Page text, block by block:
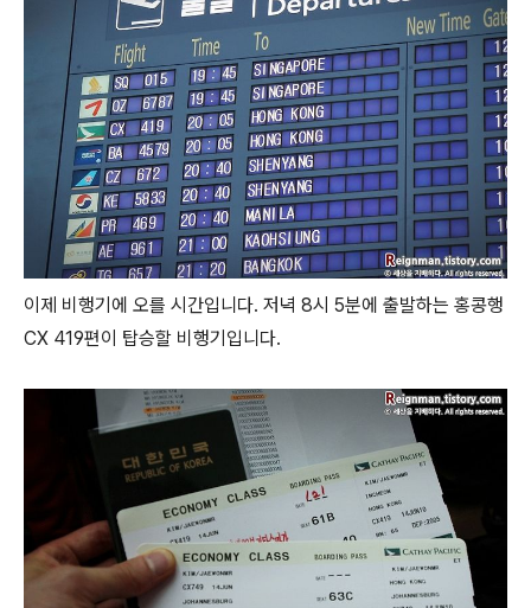
이제 비행기에 오를 시간입니다. 저녁 8시 5분에 출발하는 홍콩행
CX 419편이 탑승할 비행기입니다.